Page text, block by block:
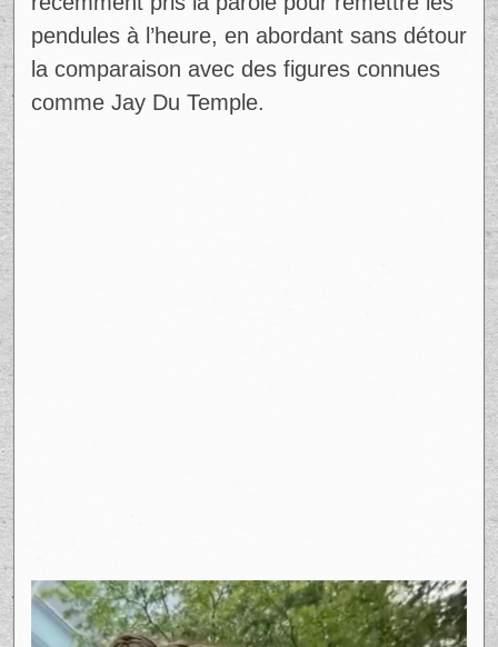
récemment pris la parole pour remettre les
pendules à l’heure, en abordant sans détour
la comparaison avec des figures connues
comme Jay Du Temple.